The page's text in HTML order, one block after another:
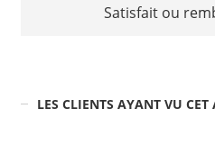
Satisfait ou
LES CLIENTS AYANT VU